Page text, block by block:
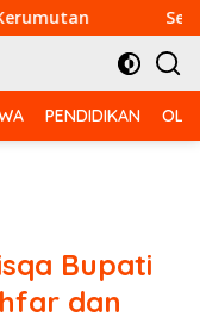
Serda
PENDIDIKAN
Bupati
dan